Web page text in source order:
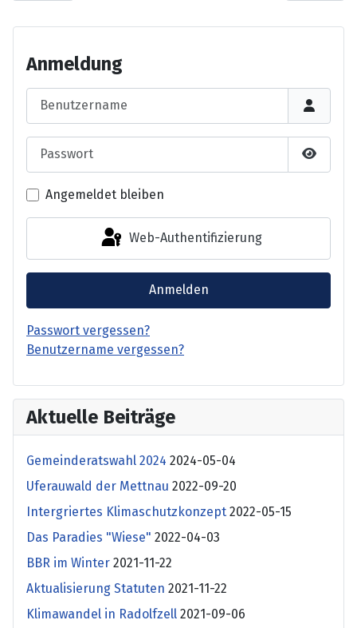
Anmeldung
Angemeldet bleiben
Web-Authentifizierung
Anmelden
Passwort vergessen?
Benutzername vergessen?
Aktuelle Beiträge
Gemeinderatswahl 2024 2024-05-04
Uferauwald der Mettnau 2022-09-20
Intergriertes Klimaschutzkonzept 2022-05-15
Das Paradies "Wiese" 2022-04-03
BBR im Winter 2021-11-22
Aktualisierung Statuten 2021-11-22
Klimawandel in Radolfzell 2021-09-06